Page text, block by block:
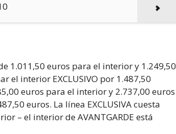
1.011,50 euros para el interior y 1.249,50
el interior EXCLUSIVO por 1.487,50
euros para el interior y 2.737,00 euros
euros. La línea EXCLUSIVA cuesta
– el interior de AVANTGARDE está